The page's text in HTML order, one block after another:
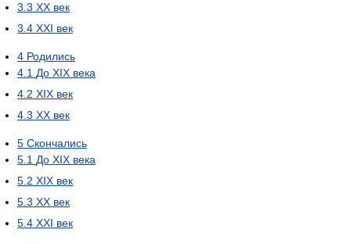
3.3 XX век
3.4 XXI век
4 Родились
4.1 До XIX века
4.2 XIX век
4.3 XX век
5 Скончались
5.1 До XIX века
5.2 XIX век
5.3 XX век
5.4 XXI век